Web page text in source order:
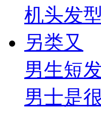
男生短
男士是